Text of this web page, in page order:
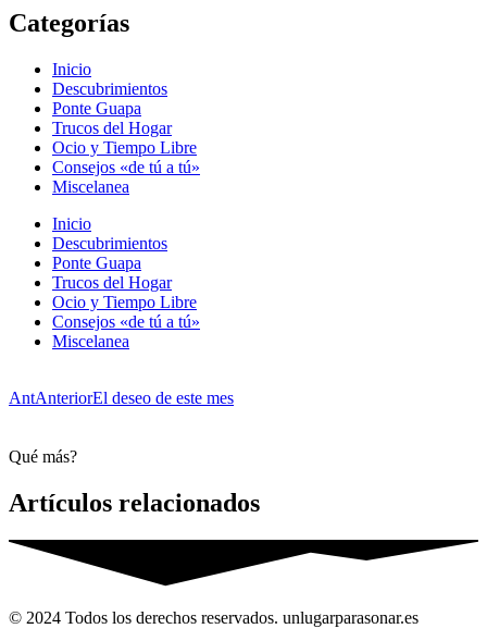
Categorías
Inicio
Descubrimientos
Ponte Guapa
Trucos del Hogar
Ocio y Tiempo Libre
Consejos «de tú a tú»
Miscelanea
Inicio
Descubrimientos
Ponte Guapa
Trucos del Hogar
Ocio y Tiempo Libre
Consejos «de tú a tú»
Miscelanea
AntAnteriorEl deseo de este mes
Qué más?
Artículos relacionados
© 2024 Todos los derechos reservados. unlugarparasonar.es